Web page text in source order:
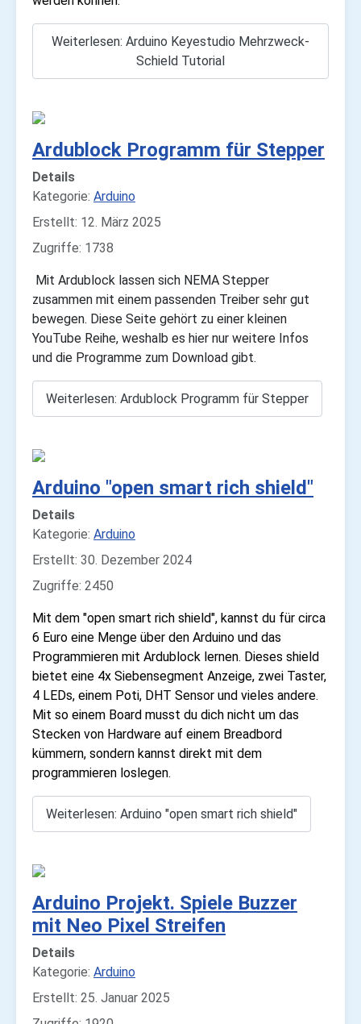
Weiterlesen: Arduino Keyestudio Mehrzweck-
Schield Tutorial
Ardublock Programm für Stepper
Details
Kategorie: Arduino
Erstellt: 12. März 2025
Zugriffe: 1738
Mit Ardublock lassen sich NEMA Stepper
zusammen mit einem passenden Treiber sehr gut
bewegen. Diese Seite gehört zu einer kleinen
YouTube Reihe, weshalb es hier nur weitere Infos
und die Programme zum Download gibt.
Weiterlesen: Ardublock Programm für Stepper
Arduino "open smart rich shield"
Details
Kategorie: Arduino
Erstellt: 30. Dezember 2024
Zugriffe: 2450
Mit dem "open smart rich shield", kannst du für circa
6 Euro eine Menge über den Arduino und das
Programmieren mit Ardublock lernen. Dieses shield
bietet eine 4x Siebensegment Anzeige, zwei Taster,
4 LEDs, einem Poti, DHT Sensor und vieles andere.
Mit so einem Board musst du dich nicht um das
Stecken von Hardware auf einem Breadbord
kümmern, sondern kannst direkt mit dem
programmieren loslegen.
Weiterlesen: Arduino "open smart rich shield"
Arduino Projekt. Spiele Buzzer
mit Neo Pixel Streifen
Details
Kategorie: Arduino
Erstellt: 25. Januar 2025